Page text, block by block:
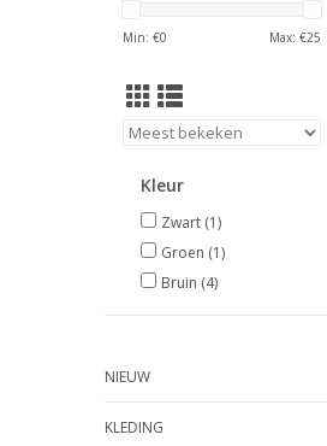
Min: €0 Max: €25
Kleur
Zwart (1)
Groen (1)
Bruin (4)
NIEUW
KLEDING